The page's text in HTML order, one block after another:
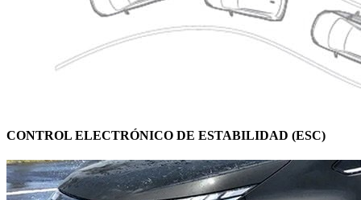
CONTROL ELECTRÓNICO DE ESTABILIDAD (ESC)